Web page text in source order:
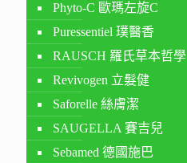
Phyto-C 歐瑪左旋C
Puressentiel 璞醫香
RAUSCH 羅氏草本哲學
Revivogen 立髮健
Saforelle 絲膚潔
SAUGELLA 賽吉兒
Sebamed 德國施巴